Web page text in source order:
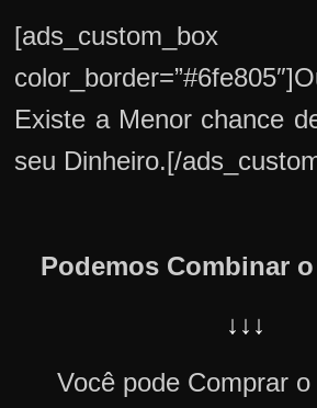
Existe a Menor chance
seu Dinheiro.[/
Podemos Combinar
↓↓↓
Você pode Comprar